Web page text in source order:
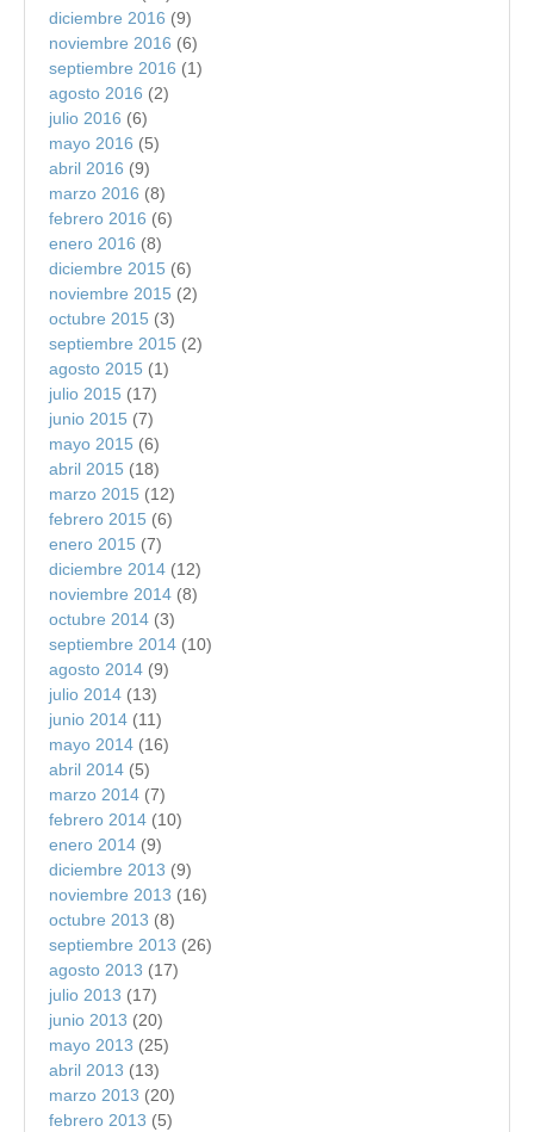
diciembre 2016 (9)
noviembre 2016 (6)
septiembre 2016 (1)
agosto 2016 (2)
julio 2016 (6)
mayo 2016 (5)
abril 2016 (9)
marzo 2016 (8)
febrero 2016 (6)
enero 2016 (8)
diciembre 2015 (6)
noviembre 2015 (2)
octubre 2015 (3)
septiembre 2015 (2)
agosto 2015 (1)
julio 2015 (17)
junio 2015 (7)
mayo 2015 (6)
abril 2015 (18)
marzo 2015 (12)
febrero 2015 (6)
enero 2015 (7)
diciembre 2014 (12)
noviembre 2014 (8)
octubre 2014 (3)
septiembre 2014 (10)
agosto 2014 (9)
julio 2014 (13)
junio 2014 (11)
mayo 2014 (16)
abril 2014 (5)
marzo 2014 (7)
febrero 2014 (10)
enero 2014 (9)
diciembre 2013 (9)
noviembre 2013 (16)
octubre 2013 (8)
septiembre 2013 (26)
agosto 2013 (17)
julio 2013 (17)
junio 2013 (20)
mayo 2013 (25)
abril 2013 (13)
marzo 2013 (20)
febrero 2013 (5)